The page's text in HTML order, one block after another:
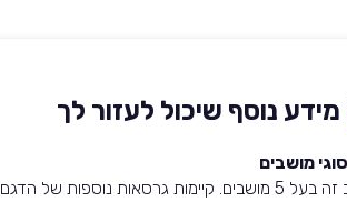
מידע נוסף שיכול לעזור לך
סוגי מושבים
קיימות גרסאות נוספות של הדגם עם 7 מושבים